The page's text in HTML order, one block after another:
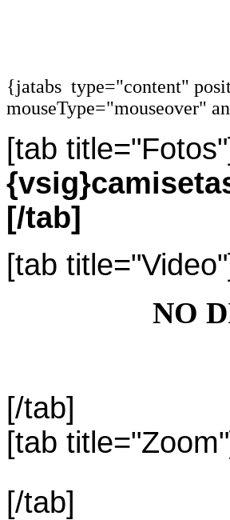
{jatabs type="content"
mouseType="mouseover"
[tab
[/tab]
[tab
NO
[/tab]
[tab
[/tab]